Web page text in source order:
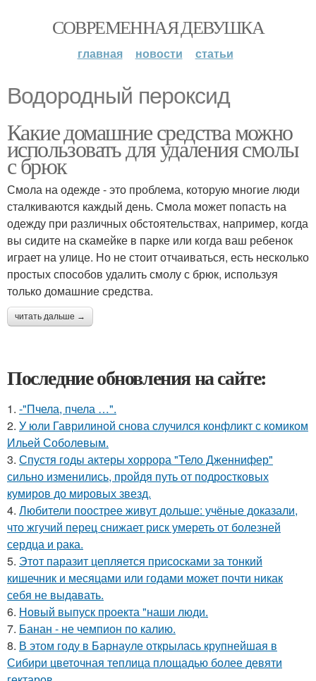
СОВРЕМЕННАЯ ДЕВУШКА
главная новости статьи
Водородный пероксид
Какие домашние средства можно
использовать для удаления смолы
с брюк
Смола на одежде - это проблема, которую многие люди
сталкиваются каждый день. Смола может попасть на
одежду при различных обстоятельствах, например, когда
вы сидите на скамейке в парке или когда ваш ребенок
играет на улице. Но не стоит отчаиваться, есть несколько
простых способов удалить смолу с брюк, используя
только домашние средства.
читать дальше →
Последние обновления на сайте:
1. -"Пчела, пчела …".
2. У юли Гаврилиной снова случился конфликт с комиком
Ильей Соболевым.
3. Спустя годы актеры хоррора "Тело Дженнифер"
сильно изменились, пройдя путь от подростковых
кумиров до мировых звезд.
4. Любители поострее живут дольше: учёные доказали,
что жгучий перец снижает риск умереть от болезней
сердца и рака.
5. Этот паразит цепляется присосками за тонкий
кишечник и месяцами или годами может почти никак
себя не выдавать.
6. Новый выпуск проекта "наши люди.
7. Банан - не чемпион по калию.
8. В этом году в Барнауле открылась крупнейшая в
Сибири цветочная теплица площадью более девяти